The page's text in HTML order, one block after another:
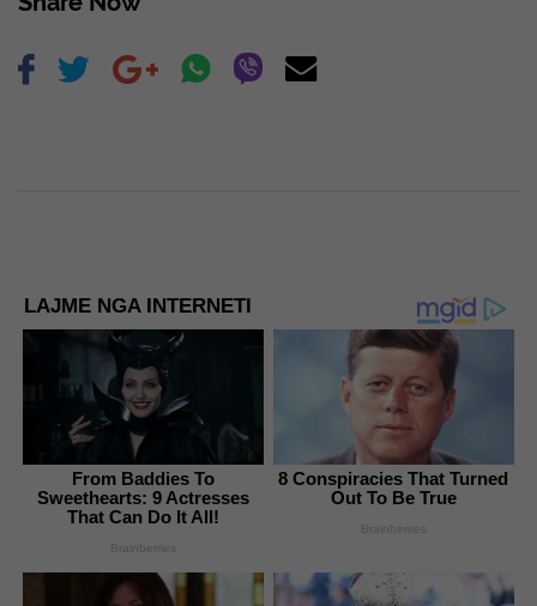
LAJME NGA INTERNETI
From Baddies To
Sweethearts: 9 Actresses
That Can Do It All!
Brainberries
8 Conspiracies That Turned
Out To Be True
Brainberries